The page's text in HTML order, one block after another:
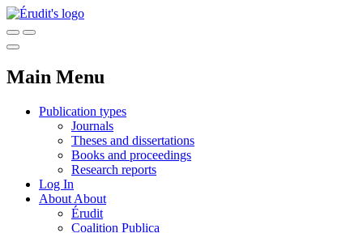
Main Menu
Publication types
Journals
Theses and dissertations
Books and proceedings
Research reports
Log In
About About
Érudit
Coalition Publica